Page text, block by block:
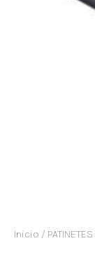
Inicio / PATINETES